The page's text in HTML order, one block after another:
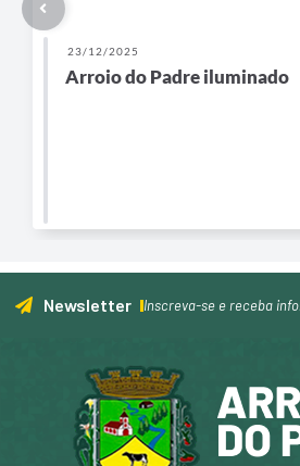
23/12/2025
Arroio do Padre iluminado
Newsletter Inscreva-se e receba